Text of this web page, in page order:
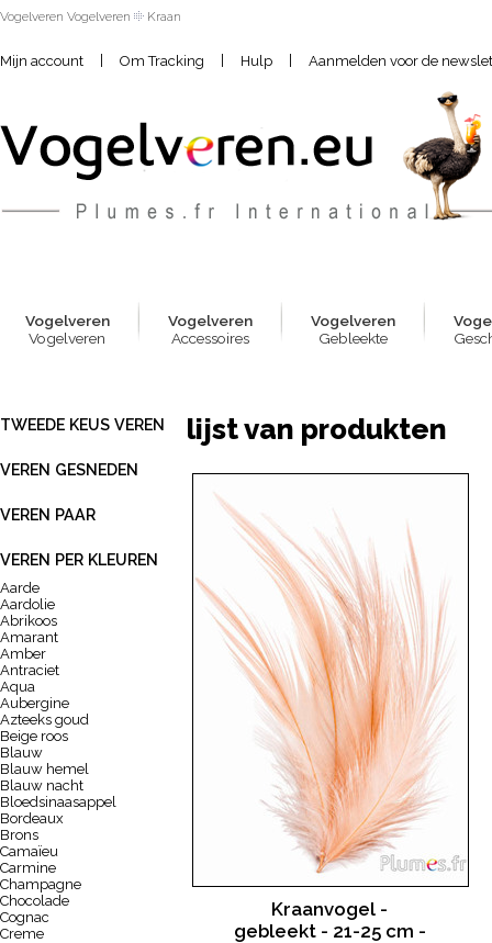
Vogelveren Vogelveren Kraan
Mijn account | Om Tracking | Hulp | Aanmelden voor de
Vogelveren
Vogelveren
Vogelveren
Accessoires
Vogelveren
Gebleekte
TWEEDE KEUS VEREN
VEREN GESNEDEN
VEREN PAAR
VEREN PER KLEUREN
Aarde
Aardolie
Abrikoos
Amarant
Amber
Antraciet
Aqua
Aubergine
Azteeks goud
Beige roos
Blauw
Blauw hemel
Blauw nacht
Bloedsinaasappel
Bordeaux
Brons
Camaïeu
Carmine
Champagne
Chocolade
Cognac
Creme
lijst van produkten
Kraanvogel -
gebleekt - 21-25 cm -